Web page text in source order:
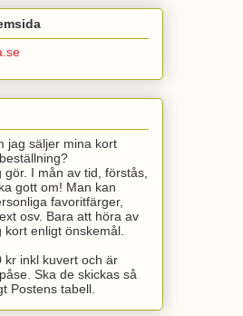
jag säljer mina kort
I mån av tid, förstås,
gott om! Man kan
favoritfärger,
osv. Bara att höra av
kort enligt önskemål.
kr inkl kuvert och är
Ska de skickas så
Postens tabell.